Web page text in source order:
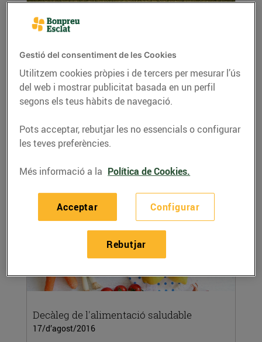
I al setembre, la sega de l’arròs!
02/de setembre/2016
Comença l'època de la sega als territoris
arrossaires. Vols conèixer de prop com se sega
l'arròs?
LLEGIR MÉS
Decàleg de l'alimentació saludable
17/d’agost/2016
Gestió del consentiment de les Cookies
Utilitzem cookies pròpies i de tercers per mesurar l’ús
del web i mostrar publicitat basada en un perfil
segons els teus hàbits de navegació.
Pots acceptar, rebutjar les no essencials o configurar
les teves preferències.
Més informació a la Política de Cookies.
Configurar
Rebutjar
Acceptar